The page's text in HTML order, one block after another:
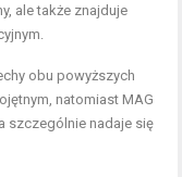
ale także znajduje
obu powyższych
natomiast MAG
szczególnie nadaje się